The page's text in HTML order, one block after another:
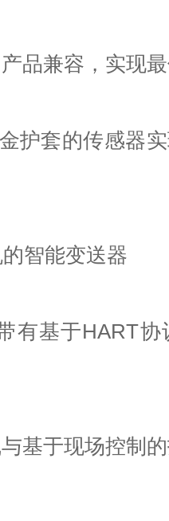
品兼容，实现
护套的传感器
智能变送器
有基于HART
基于现场控制